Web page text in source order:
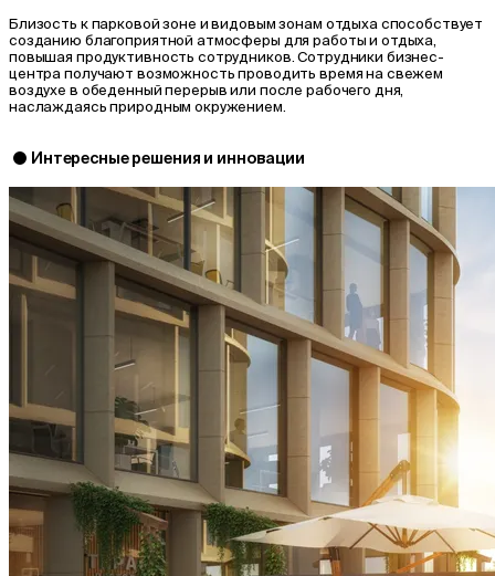
Близость к парковой зоне и видовым зонам отдыха способствует
созданию благоприятной атмосферы для работы и отдыха,
повышая продуктивность сотрудников. Сотрудники бизнес-
центра получают возможность проводить время на свежем
воздухе в обеденный перерыв или после рабочего дня,
наслаждаясь природным окружением.
Интересные решения и инновации